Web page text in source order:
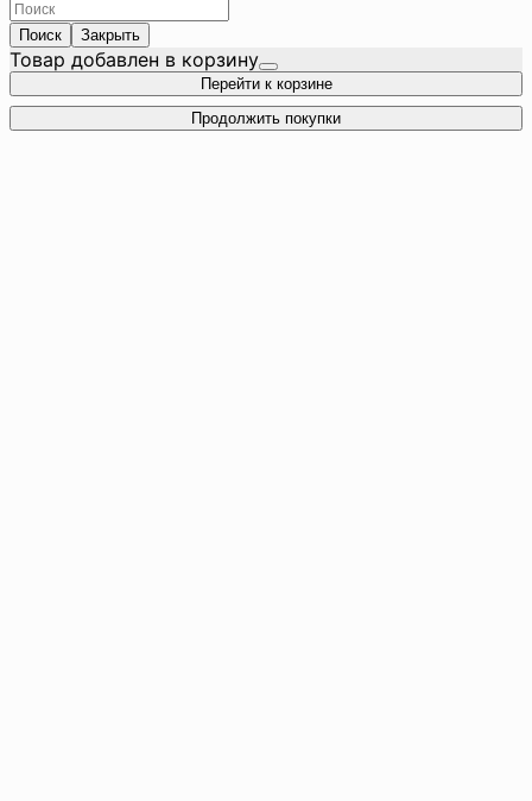
Поиск Закрыть
Товар добавлен в корзину
Перейти к корзине
Продолжить покупки